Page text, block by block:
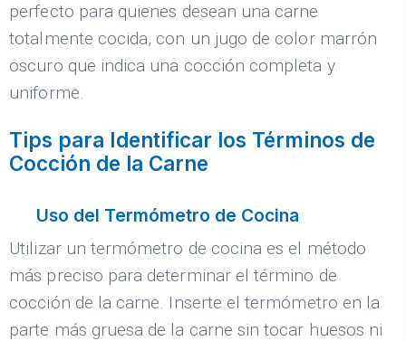
perfecto para quienes desean una carne
totalmente cocida, con un jugo de color marrón
oscuro que indica una cocción completa y
uniforme.
Tips para Identificar los Términos de
Cocción de la Carne
Uso del Termómetro de Cocina
Utilizar un termómetro de cocina es el método
más preciso para determinar el término de
cocción de la carne. Inserte el termómetro en la
parte más gruesa de la carne sin tocar huesos ni